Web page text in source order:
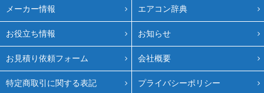
メーカー情報 エアコン辞典
お役立ち情報 お知らせ
お見積り依頼フォーム 会社概要
特定商取引に関する表記 プライバシーポリシー